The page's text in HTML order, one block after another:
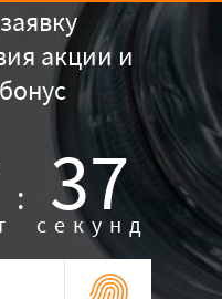
акции и
: 36
секунд